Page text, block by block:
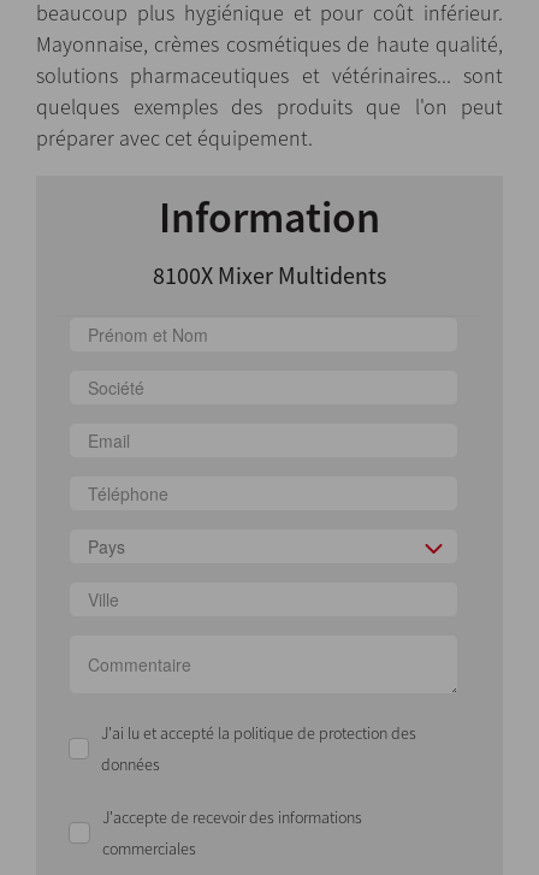
beaucoup plus hygiénique et pour coût inférieur.
Mayonnaise, crèmes cosmétiques de haute qualité,
solutions pharmaceutiques et vétérinaires... sont
quelques exemples des produits que l'on peut
préparer avec cet équipement.
Information
8100X Mixer Multidents
Pays
J'ai lu et accepté la politique de protection des
données
J'accepte de recevoir des informations
commerciales